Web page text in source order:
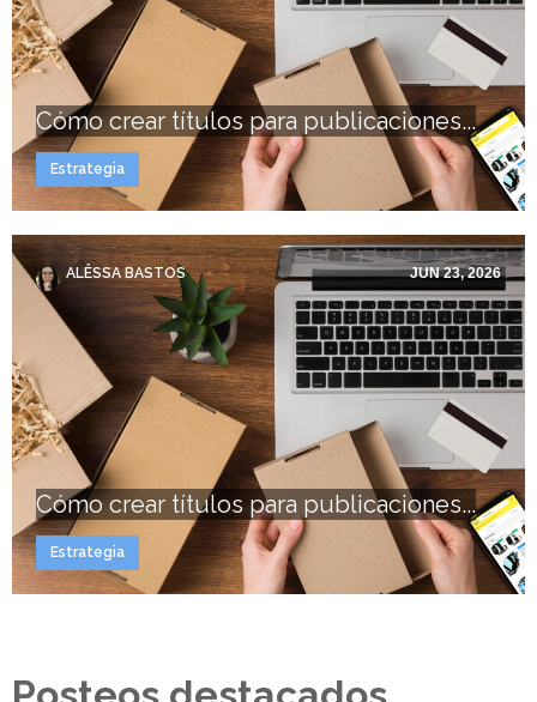
Cómo crear títulos para publicaciones...
Estrategia
ALÊSSA BASTOS JUN 23, 2026
Cómo crear títulos para publicaciones...
Estrategia